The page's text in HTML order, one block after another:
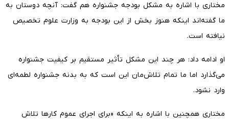
مختاری با اشاره به مشکل بودجه جشنواره هم گفت: آنچه دوستان به
ما گفته‌اند اینکه هنوز بخش از این بودجه به وزارت علوم تخصیص
نیافته است.
او ادامه داد: هر چند این مشکل تأثیر مستقیم بر کیفیت جشنواره
می‌گذارد اما ما تمام تلاش‌مان این است که به بدنه جشنواره لطمه‌ای
وارد نشود.
مختاری همچنین با اشاره به اینکه «برای اجرای عموم کارها تلاش